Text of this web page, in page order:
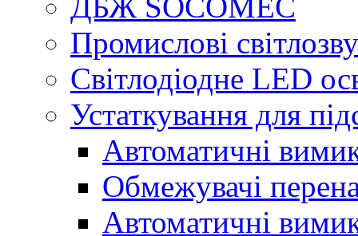
Промислові
Світлодіодне LED
Устаткування для
Автоматичні
Обмежувачі
Автоматичні